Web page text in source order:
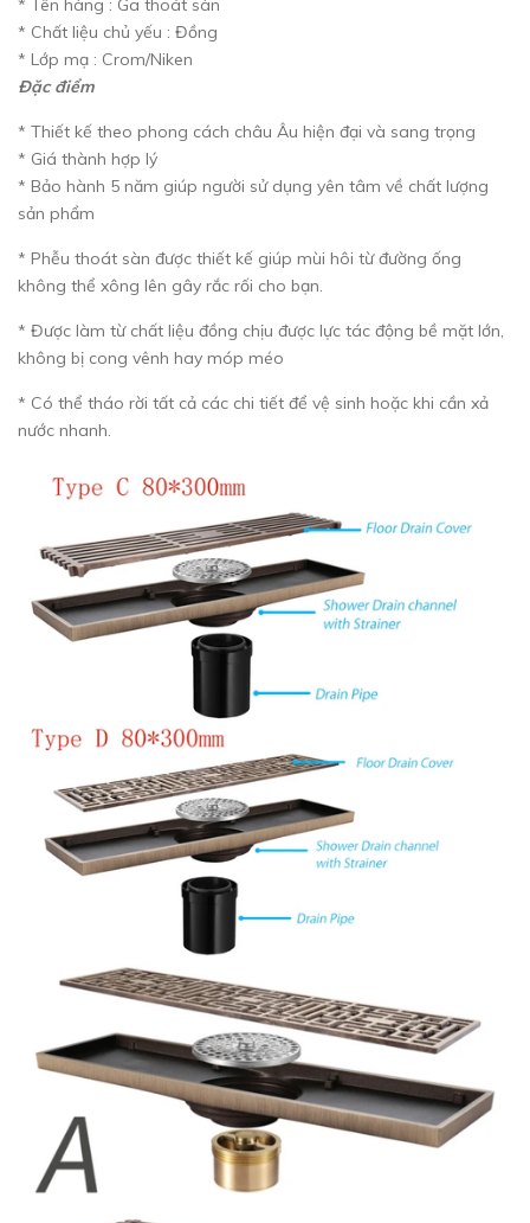
* Chất liệu chủ yếu : Đồng
* Lớp mạ : Crom/Niken
Đặc điểm
* Thiết kế theo phong cách châu Âu hiện đại và sang trọng
* Giá thành hợp lý
* Bảo hành 5 năm giúp người sử dụng yên tâm về chất lượng
sản phẩm
* Phễu thoát sàn được thiết kế giúp mùi hôi từ đường ống
không thể xông lên gây rắc rối cho bạn.
* Được làm từ chất liệu đồng chịu được lực tác động bề mặt lớn,
không bị cong vênh hay móp méo
* Có thể tháo rời tất cả các chi tiết để vệ sinh hoặc khi cần xả
nước nhanh.